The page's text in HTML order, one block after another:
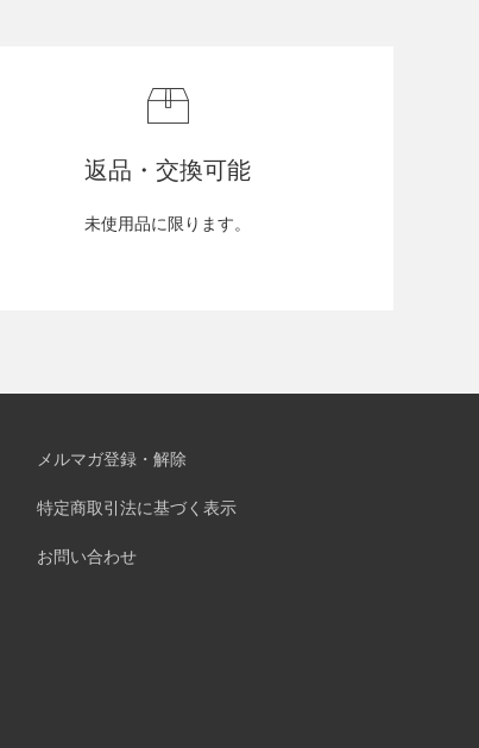
返品・交換可能
未使用品に限ります。
メルマガ登録・解除
特定商取引法に基づく表示
お問い合わせ